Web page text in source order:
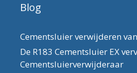
Blog
Cementsluier verwijderen
De R183 Cementsluier EX
Cementsluierverwijderaar